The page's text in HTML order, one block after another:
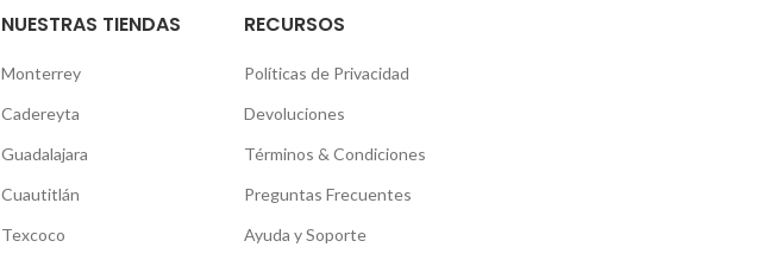
NUESTRAS TIENDAS
Monterrey
Cadereyta
Guadalajara
Cuautitlán
Texcoco
RECURSOS
Políticas de Privacidad
Devoluciones
Términos & Condiciones
Preguntas Frecuentes
Ayuda y Soporte